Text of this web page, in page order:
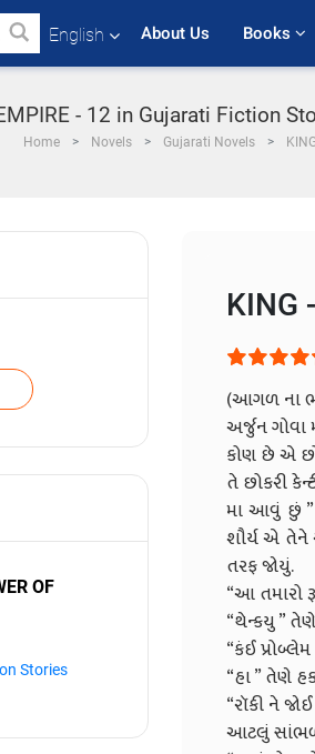
English About Us Books
- 12 in Gujarati Fiction
Home Novels Gujarati Novels
OF
Stories
KING
(આગળ ના
અર્જુન
કોણ છે એ
તે છોકરી
મા આવું છું ”
શૌર્ય એ તેને
તરફ જોયું.
“આ તમારો
“થેન્કયુ ”
“કંઈ
“હા ” તેણે
“રૉકી ને
આટલું